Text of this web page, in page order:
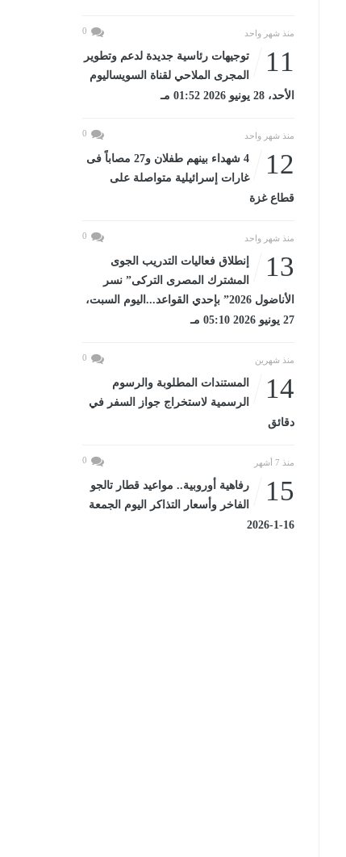
منذ شهر واحد 0
11
توجيهات رئاسية جديدة لدعم وتطوير
المجرى الملاحي لقناة السويساليوم
الأحد، 28 يونيو 2026 01:52 مـ
منذ شهر واحد 0
12
4 شهداء بينهم طفلان و27 مصاباً فى
غارات إسرائيلية متواصلة على
قطاع غزة
منذ شهر واحد 0
13
إنطلاق فعاليات التدريب الجوى
المشترك المصرى التركى” نسر
الأناضول 2026” بإحدي القواعد...اليوم السبت،
27 يونيو 2026 05:10 مـ
منذ شهرين 0
14
المستندات المطلوبة والرسوم
الرسمية لاستخراج جواز السفر في
دقائق
منذ 7 أشهر 0
15
رفاهية أوروبية.. مواعيد قطار تالجو
الفاخر وأسعار التذاكر اليوم الجمعة
16-1-2026